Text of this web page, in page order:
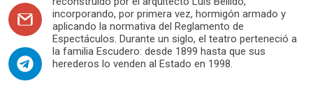
incorporando, por primera vez, hormigón armado y
aplicando la normativa del Reglamento de
Espectáculos. Durante un siglo, el teatro perteneció a
la familia Escudero: desde 1899 hasta que sus
herederos lo venden al Estado en 1998.